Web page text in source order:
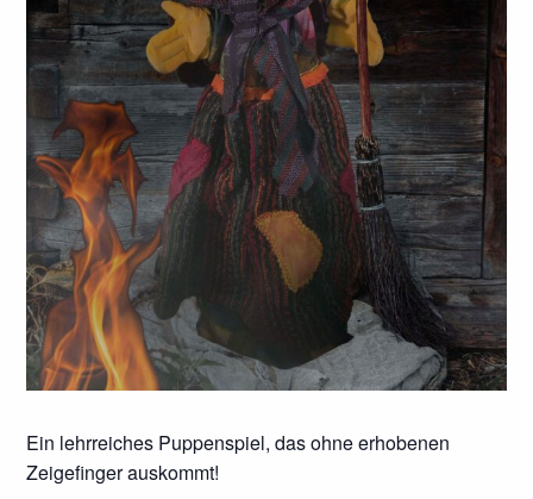
Ein lehrreiches Puppenspiel, das ohne erhobenen
Zeigefinger auskommt!